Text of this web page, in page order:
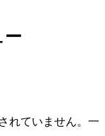
ー
れていません。一